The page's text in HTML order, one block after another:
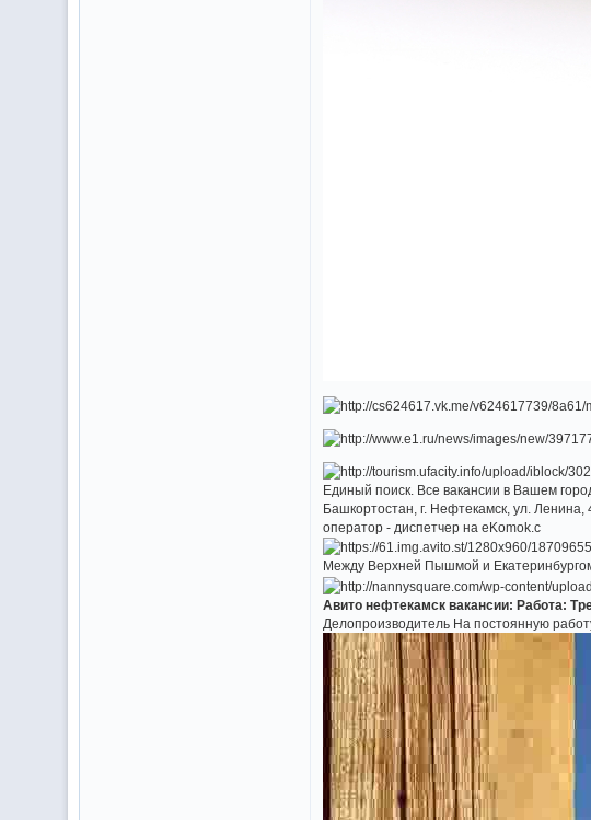
Единый поиск. Все вакансии в Вашем
Башкортостан, г. Нефтекамск, ул.
оператор - диспетчер на eKomok.c
Между Верхней Пышмой и
Авито нефтекамск вакансии: Работа:
Делопроизводитель На постоянную